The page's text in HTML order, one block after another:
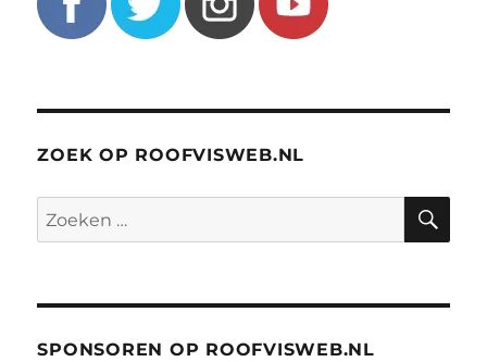
ZOEK OP ROOFVISWEB.NL
Zoeken
naar:
SPONSOREN OP ROOFVISWEB.NL